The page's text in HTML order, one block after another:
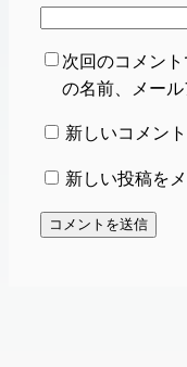
次回のコメン
の名前、メール
新しいコメン
新しい投稿を